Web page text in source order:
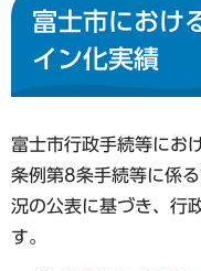
富士市におけ
イン化実績
富士市行政手続等にお
条例第8条手続等に係
況の公表に基づき、行
す。